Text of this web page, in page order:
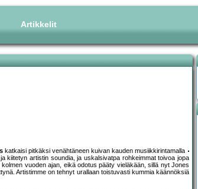
Artikkelit
katkaisi pitkäksi venähtäneen kuivan kauden musiikkirintamalla
kiitetyn artistin soundia, ja uskalsivatpa rohkeimmat toivoa jopa
vuoden ajan, eikä odotus pääty vieläkään, sillä nyt Jones
Artistimme on tehnyt urallaan toistuvasti kummia käännöksiä